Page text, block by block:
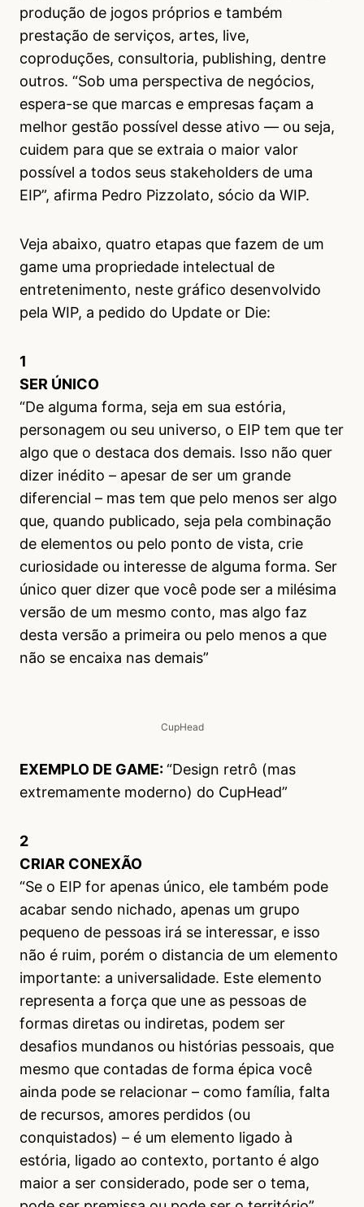
produção de jogos próprios e também
prestação de serviços, artes, live,
coproduções, consultoria, publishing, dentre
outros. “Sob uma perspectiva de negócios,
espera-se que marcas e empresas façam a
melhor gestão possível desse ativo — ou seja,
cuidem para que se extraia o maior valor
possível a todos seus stakeholders de uma
EIP”, afirma Pedro Pizzolato, sócio da WIP.
Veja abaixo, quatro etapas que fazem de um
game uma propriedade intelectual de
entretenimento, neste gráfico desenvolvido
pela WIP, a pedido do Update or Die:
1
SER ÚNICO
“De alguma forma, seja em sua estória,
personagem ou seu universo, o EIP tem que ter
algo que o destaca dos demais. Isso não quer
dizer inédito – apesar de ser um grande
diferencial – mas tem que pelo menos ser algo
que, quando publicado, seja pela combinação
de elementos ou pelo ponto de vista, crie
curiosidade ou interesse de alguma forma. Ser
único quer dizer que você pode ser a milésima
versão de um mesmo conto, mas algo faz
desta versão a primeira ou pelo menos a que
não se encaixa nas demais”
CupHead
EXEMPLO DE GAME:“Design retrô (mas
extremamente moderno) do CupHead”
2
CRIAR CONEXÃO
“Se o EIP for apenas único, ele também pode
acabar sendo nichado, apenas um grupo
pequeno de pessoas irá se interessar, e isso
não é ruim, porém o distancia de um elemento
importante: a universalidade. Este elemento
representa a força que une as pessoas de
formas diretas ou indiretas, podem ser
desafios mundanos ou histórias pessoais, que
mesmo que contadas de forma épica você
ainda pode se relacionar – como família, falta
de recursos, amores perdidos (ou
conquistados) – é um elemento ligado à
estória, ligado ao contexto, portanto é algo
maior a ser considerado, pode ser o tema,